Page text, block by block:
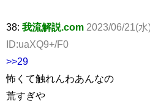
38: 我流解説.com 2023/06/21(
ID:uaXQ9+/F0
>>29
怖くて触れんわあんなの
荒すぎや